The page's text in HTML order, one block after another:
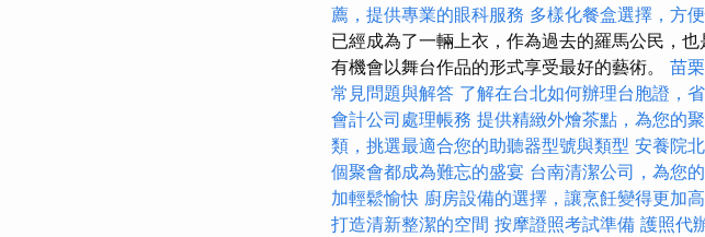
薦，提供專業的眼科服務 多樣化餐盒選擇，方
已經成為了一輛上衣，作為過去的羅馬公民，
有機會以舞台作品的形式享受最好的藝術。 苗
常見問題與解答 了解在台北如何辦理台胞證，
會計公司處理帳務 提供精緻外燴茶點，為您的
類，挑選最適合您的助聽器型號與類型 安養院
個聚會都成為難忘的盛宴 台南清潔公司，為您
加輕鬆愉快 廚房設備的選擇，讓烹飪變得更加
打造清新整潔的空間 按摩證照考試準備 護照代